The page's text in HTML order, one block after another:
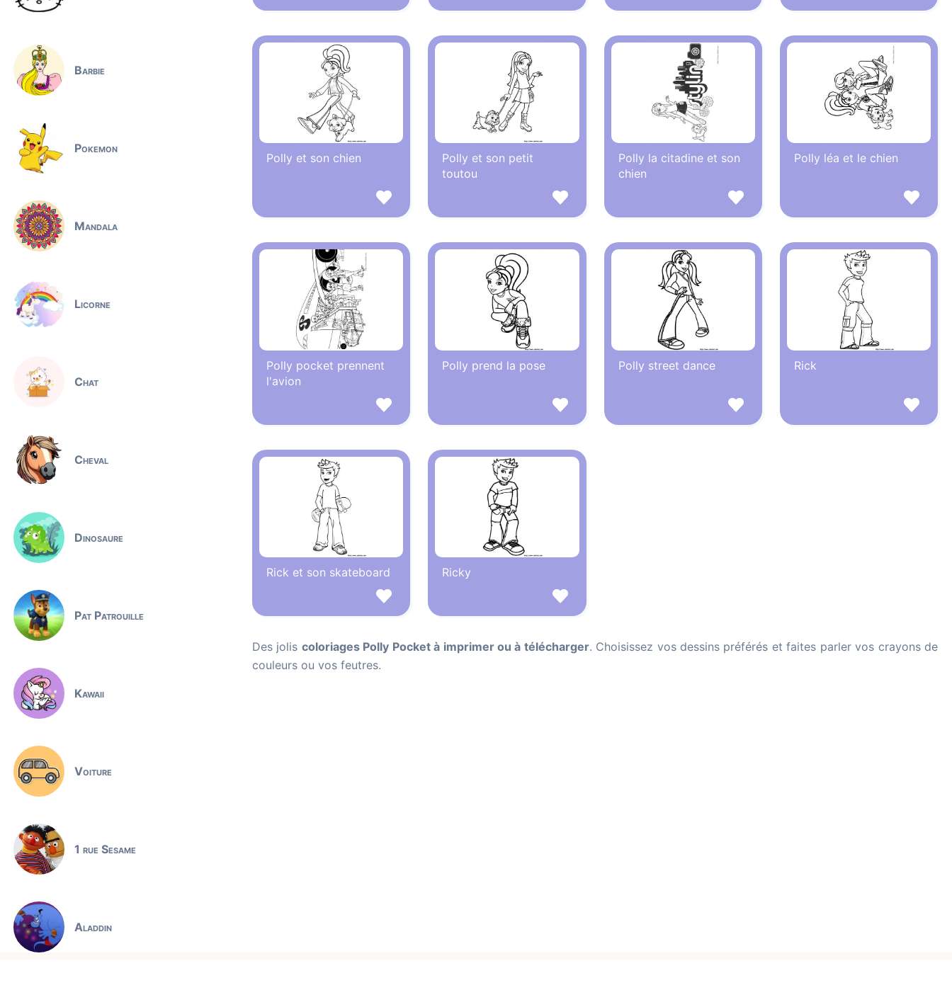
Barbie
Pokemon
Mandala
Licorne
Chat
Cheval
Dinosaure
Pat Patrouille
Kawaii
Voiture
1 rue Sesame
Aladdin
Polly et son chien
Polly et son petit
toutou
Polly la citadine et son
chien
Polly léa et le chien
Polly pocket prennent
l'avion
Polly prend la pose Polly street dance Rick
Rick et son skateboard Ricky
Des jolis coloriages Polly Pocket à imprimer ou à télécharger. Choisissez vos dessins préférés et faites parler vos crayons de
couleurs ou vos feutres.